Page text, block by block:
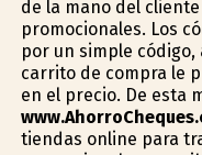
de la mano del
promocionales. Los
por un simple
carrito de compra le
en el precio. De esta
tiendas online para